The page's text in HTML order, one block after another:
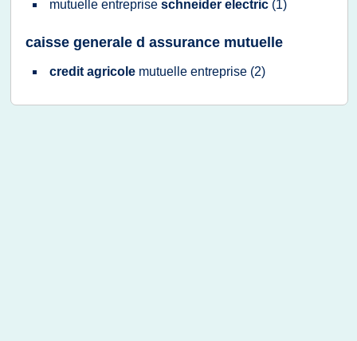
mutuelle entreprise schneider electric (1)
caisse generale d assurance mutuelle
credit agricole mutuelle entreprise (2)